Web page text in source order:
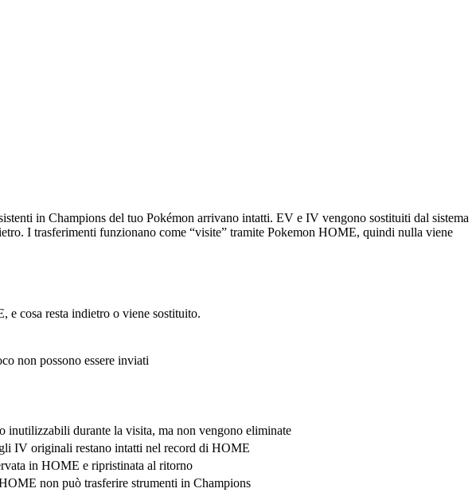
in Champions del tuo Pokémon arrivano intatti. EV e IV vengono sostituiti dal sistema
I trasferimenti funzionano come “visite” tramite Pokemon HOME, quindi nulla viene
e cosa resta indietro o viene sostituito.
non possono essere inviati
inutilizzabili durante la visita, ma non vengono eliminate
IV originali restano intatti nel record di HOME
in HOME e ripristinata al ritorno
non può trasferire strumenti in Champions